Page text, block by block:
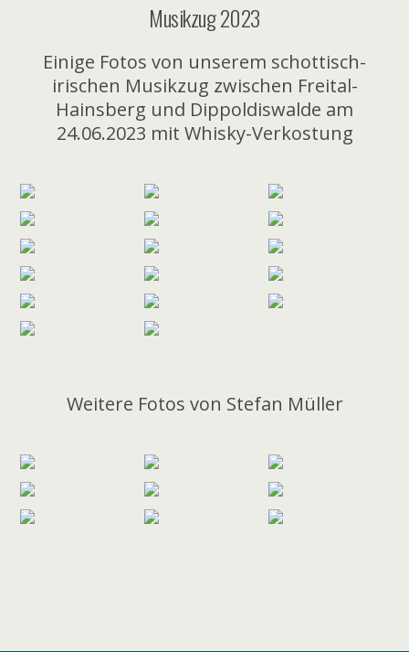
Musikzug 2023
Einige Fotos von unserem schottisch-
irischen Musikzug zwischen Freital-
Hainsberg und Dippoldiswalde am
24.06.2023 mit Whisky-Verkostung
Weitere Fotos von Stefan Müller